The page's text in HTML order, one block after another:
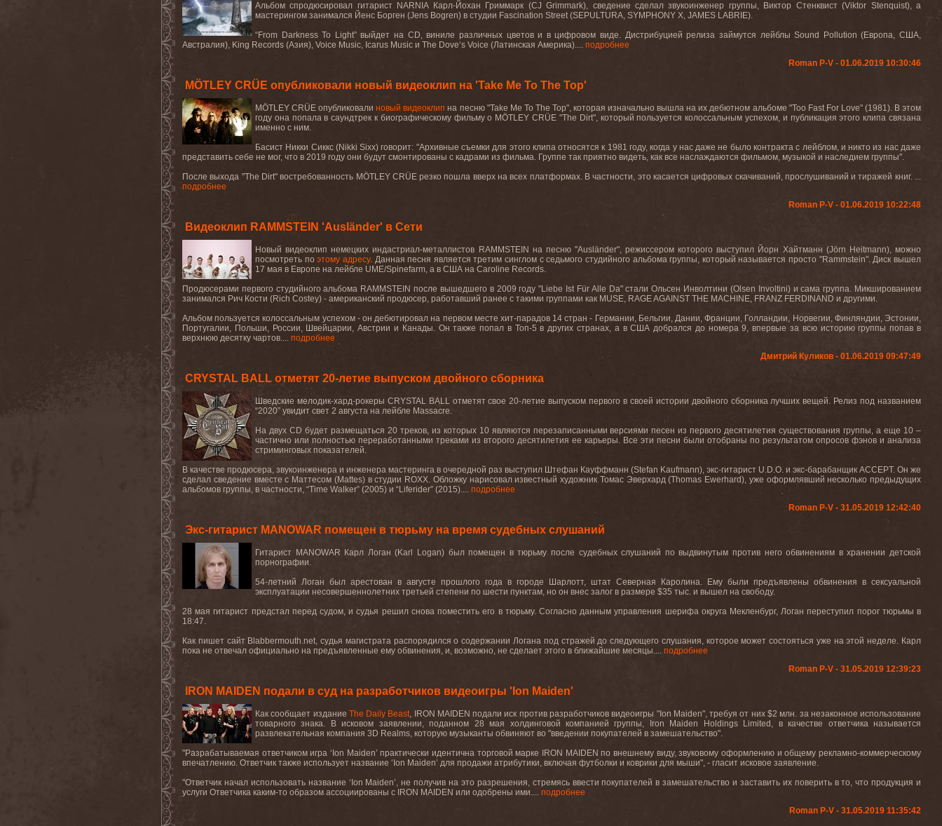
Альбом спродюсировал гитарист NARNIA Карл-Йохан Гриммарк (CJ Grimmark), сведение сделал звукоинженер группы, Виктор Стенквист (Viktor Stenquist), а
мастерингом занимался Йенс Борген (Jens Bogren) в студии Fascination Street (SEPULTURA, SYMPHONY X, JAMES LABRIE).
“From Darkness To Light”выйдет на CD,виниле различных цветов и в цифровом виде. Дистрибуцией релиза займутся лейблы Sound Pollution (Европа,США,
Австралия), King Records (Азия), Voice Music, Icarus Music и The Dove‘s Voice (Латинская Америка).... подробнее
Roman P-V - 01.06.2019 10:30:46
MÖTLEY CRÜE опубликовали новый видеоклип на 'Take Me To The Top'
MÖTLEY CRÜ E опубликовалиновый видеоклип на песню "Take Me To The Top", которая изначально вышла на их дебютном альбоме "Too Fast For Love" (1981). В этом
году она попала в саундтрек к биографическому фильму о MÖTLEY CRÜ E "The Dirt", который пользуется колоссальным успехом, и публикация этого клипа связана
именно с ним.
Басист Никки Сиккс (Nikki Sixx) говорит: "Архивные съемки для этого клипа относятся к 1981 году, когда у нас даже не было контракта с лейблом, и никто из нас даже
представить себе не мог, что в 2019 году они будут смонтированы с кадрами из фильма. Группе так приятно видеть, как все наслаждаются фильмом, музыкой и наследием группы".
После выхода "The Dirt"востребованность MÖTLEY CRÜEрезко пошла вверх на всех платформах. В частности, это касается цифровых скачиваний, прослушиваний и тиражей книг. ...
подробнее
Roman P-V - 01.06.2019 10:22:48
Видеоклип RAMMSTEIN 'Ausländer' в Сети
Новый видеоклип немецких индастриал-металлистов RAMMSTEIN на песню "Ausländer", режиссером которого выступил Йорн Хайтманн (Jörn Heitmann), можно
посмотреть поэтому адресу. Данная песня является третим синглом с седьмого студийного альбома группы, который называется просто "Rammstein". Диск вышел
17 мая в Европе на лейбле UME/Spinefarm, а в США на Caroline Records.
Продюсерами первого студийного альбома RAMMSTEIN после вышедшего в 2009 году "Liebe Ist Für Alle Da" стали Ольсен Инволтини (Olsen Involtini) и сама группа. Микшированием
занимался Рич Кости (Rich Costey) - американский продюсер, работавший ранее с такими группами как MUSE, RAGE AGAINST THE MACHINE, FRANZ FERDINAND и другими.
Альбом пользуется колоссальным успехом - он дебютировал на первом месте хит-парадов 14 стран - Германии, Бельгии, Дании, Франции, Голландии, Норвегии, Финляндии, Эстонии,
Португалии, Польши, России, Швейцарии, Австрии и Канады. Он также попал в Топ-5 в других странах, а в США добрался до номера 9, впервые за всю историю группы попав в
верхнюю десятку чартов.... подробнее
Дмитрий Куликов - 01.06.2019 09:47:49
CRYSTAL BALL отметят 20-летие выпуском двойного сборника
Шведские мелодик-хард-рокеры CRYSTAL BALL отметят свое 20-летие выпуском первого в своей истории двойного сборника лучших вещей. Релиз под названием
“2020” увидит свет 2 августа на лейбле Massacre.
На двух CD будет размещаться 20 треков, из которых 10 являются перезаписанными версиями песен из первого десятилетия существования группы, а еще 10 –
частично или полностью переработанными треками из второго десятилетия ее карьеры. Все эти песни были отобраны по результатом опросов фэнов и анализа
стриминговых показателей.
В качестве продюсера, звукоинженера и инженера мастеринга в очередной раз выступил Штефан Кауффманн (Stefan Kaufmann), экс-гитарист U.D.O. и экс-барабанщик ACCEPT. Он же
сделал сведение вместе с Маттесом (Mattes) в студии ROXX. Обложку нарисовал известный художник Томас Эверхард (Thomas Ewerhard), уже оформлявший несколько предыдущих
альбомов группы, в частности, “Time Walker” (2005) и “Liferider” (2015).... подробнее
Roman P-V - 31.05.2019 12:42:40
Экс-гитарист MANOWAR помещен в тюрьму на время судебных слушаний
Гитарист MANOWAR Карл Логан (Karl Logan) был помещен в тюрьму после судебных слушаний по выдвинутым против него обвинениям в хранении детской
порнографии.
54-летний Логан был арестован в августе прошлого года в городе Шарлотт, штат Северная Каролина. Ему были предъявлены обвинения в сексуальной
эксплуатации несовершеннолетних третьей степени по шести пунктам, но он внес залог в размере $35 тыс. и вышел на свободу.
28 мая гитарист предстал перед судом, и судья решил снова поместить его в тюрьму. Согласно данным управления шерифа округа Мекленбург, Логан переступил порог тюрьмы в
18:47.
Как пишет сайт Blabbermouth.net, судья магистрата распорядился о содержании Логана под стражей до следующего слушания, которое может состояться уже на этой неделе. Карл
пока не отвечал официально на предъявленные ему обвинения, и, возможно, не сделает этого в ближайшие месяцы.... подробнее
Roman P-V - 31.05.2019 12:39:23
IRON MAIDEN подали в суд на разработчиков видеоигры 'Ion Maiden'
Как сообщает издание The Daily Beast, IRON MAIDENподали иск против разработчиков видеоигры "Ion Maiden", требуя от них $2 млн. за незаконное использование
товарного знака. В исковом заявлении, поданном 28 мая холдинговой компанией группы, Iron Maiden Holdings Limited, в качестве ответчика называется
развлекательная компания 3D Realms, которую музыканты обвиняют во "введении покупателей в замешательство".
"Разрабатываемая ответчиком игра ‘Ion Maiden’ практически идентична торговой марке IRON MAIDENпо внешнему виду, звуковому оформлению и общему рекламно-коммерческому
впечатлению. Ответчик также использует название ‘Ion Maiden’ для продажи атрибутики, включая футболки и коврики для мыши", - гласит исковое заявление.
"Ответчик начал использовать название ‘Ion Maiden’, не получив на это разрешения, стремясь ввести покупателей в замешательство и заставить их поверить в то, что продукция и
услуги Ответчика каким-то образом ассоциированы с IRON MAIDEN или одобрены ими.... подробнее
Roman P-V - 31.05.2019 11:35:42